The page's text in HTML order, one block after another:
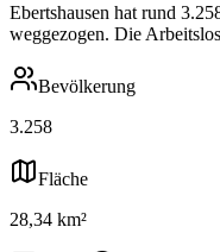
Ebertshausen hat rund
weggezogen. Die
Bevölkerung
3.258
Fläche
28,34 km²